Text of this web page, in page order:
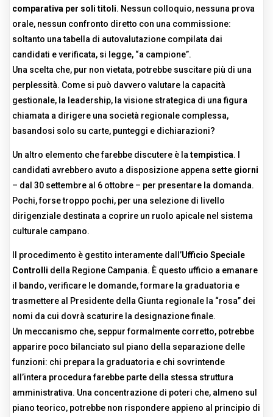
comparativa per soli titoli. Nessun colloquio, nessuna prova
orale, nessun confronto diretto con una commissione:
soltanto una tabella di autovalutazione compilata dai
candidati e verificata, si legge, “a campione”.
Una scelta che, pur non vietata, potrebbe suscitare più di una
perplessità. Come si può davvero valutare la capacità
gestionale, la leadership, la visione strategica di una figura
chiamata a dirigere una società regionale complessa,
basandosi solo su carte, punteggi e dichiarazioni?
Un altro elemento che farebbe discutere è la tempistica. I
candidati avrebbero avuto a disposizione appena sette giorni
– dal 30 settembre al 6 ottobre – per presentare la domanda.
Pochi, forse troppo pochi, per una selezione di livello
dirigenziale destinata a coprire un ruolo apicale nel sistema
culturale campano.
Il procedimento è gestito interamente dall’Ufficio Speciale
Controlli della Regione Campania. È questo ufficio a emanare
il bando, verificare le domande, formare la graduatoria e
trasmettere al Presidente della Giunta regionale la “rosa” dei
nomi da cui dovrà scaturire la designazione finale.
Un meccanismo che, seppur formalmente corretto, potrebbe
apparire poco bilanciato sul piano della separazione delle
funzioni: chi prepara la graduatoria e chi sovrintende
all’intera procedura farebbe parte della stessa struttura
amministrativa. Una concentrazione di poteri che, almeno sul
piano teorico, potrebbe non rispondere appieno al principio di